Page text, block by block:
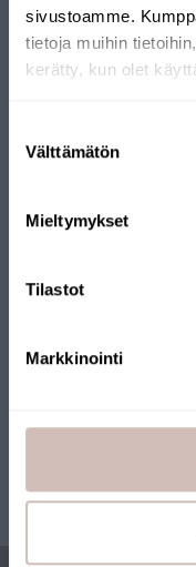
sivustoamme.
tietoja muihin
kerätty, kun olet
valinta
Välttämätön
Mieltymykset
Tilastot
Markkinointi
Verkkokaupallemme
Verkkokauppaa pitää
Avainlippu-merkki.